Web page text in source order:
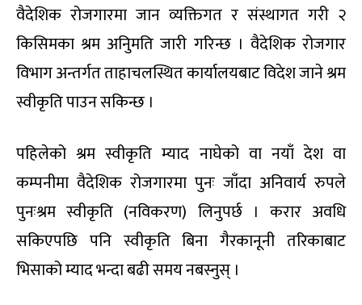
वैदेशिक रोजगारमा जान व्यक्तिगत र संस्थागत गरी २
किसिमका श्रम अनिुमति जारी गरिन्छ । वैदेशिक रोजगार
विभाग अन्तर्गत ताहाचलस्थित कार्यालयबाट विदेश जाने श्रम
स्वीकृति पाउन सकिन्छ ।
पहिलेको श्रम स्वीकृति म्याद नाघेको वा नयाँ देश वा
कम्पनीमा वैदेशिक रोजगारमा पुनः जाँदा अनिवार्य रुपले
पुनःश्रम स्वीकृति (नविकरण) लिनुपर्छ । करार अवधि
सकिएपछि पनि स्वीकृति बिना गैरकानूनी तरिकाबाट
भिसाको म्याद भन्दा बढी समय नबस्नुस् ।